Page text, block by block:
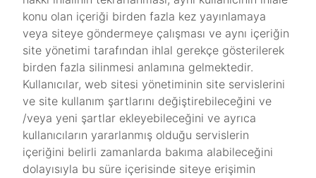
konu olan içeriği birden fazla kez yayınlamaya
veya siteye göndermeye çalışması ve aynı içeriğin
site yönetimi tarafından ihlal gerekçe gösterilerek
birden fazla silinmesi anlamına gelmektedir.
Kullanıcılar, web sitesi yönetiminin site servislerini
ve site kullanım şartlarını değiştirebileceğini ve
/veya yeni şartlar ekleyebileceğini ve ayrıca
kullanıcıların yararlanmış olduğu servislerin
içeriğini belirli zamanlarda bakıma alabileceğini
dolayısıyla bu süre içerisinde siteye erişimin